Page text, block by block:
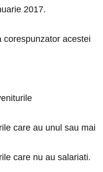
2017.
corespunzator acestei
care au unul sau mai
care nu au salariati.